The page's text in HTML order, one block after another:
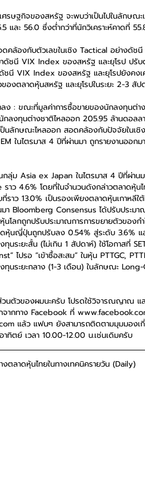
รษฐกิจของสหรัฐ จะพบว่าเป็นไปในลักษณ
และ 56.0 ซึ่งต่ำกว่าที่นักวิเคราะห์คาดที่
คล้องกับตัวเลขในเชิง Tactical อย่างดั
ดัชนี VIX Index ของสหรัฐ และยุโรป ป
นี VIX Index ของสหรัฐ และยุโรปยังคง
งตลาดหุ้นสหรัฐ และยุโรปในระยะ 2-3 สัป
ำลง : ขณะที่มูลค่าการซื้อขายของนักลงทุน
ลงทุนต่างชาติไหลออก 205.95 ล้านดอลล
นลักษณะไหลออก สอดคล้องกับปัจจัยในเ
ในไตรมาส 4 ปีที่ผ่านมา ถูกรายงานออ
ลุ่ม Asia ex Japan ในไตรมาส 4 ปีที่ผ่าน
าว 4.6% โดยที่ในจำนวนดังกล่าวตลาด
าว 13.0% เป็นรองเพียงตลาดหุ้นเกาหลีใ
า Bloomberg Consensus ได้ปรับประม
นโลกถูกปรับประมาณการการขยายตัวขอ
นญี่ปุ่นถูกปรับลง 0.54% สู่ระดับ 3.6% แ
นระยะสั้น (ไม่เกิน 1 สัปดาห์) ใช้โอกาสที่
ไปรอ “เข้าซื้อสะสม” ในหุ้น PTTGC,
ทุนระยะกลาง (1-3 เดือน) ในลักษณะ
วนตัวของผมนะครับ โปรดใช้วิจารณญาณ
จากทาง Facebook ที่
แล้ว แฟนๆ ยังสามารถติดตามมุมมองเกี่
ทิตย์ เวลา 10.00-12.00 น.เช่นเดิมครับ
งตลาดหุ้นไทยในทางเทคนิครายวัน (Daily)